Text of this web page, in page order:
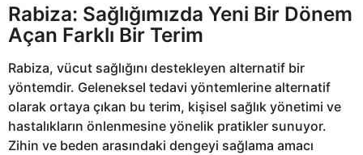
Rabiza: Sağlığımızda Yeni Bir Dönem
Açan Farklı Bir Terim
Rabiza, vücut sağlığını destekleyen alternatif bir
yöntemdir. Geleneksel tedavi yöntemlerine alternatif
olarak ortaya çıkan bu terim, kişisel sağlık yönetimi ve
hastalıkların önlenmesine yönelik pratikler sunuyor.
Zihin ve beden arasındaki dengeyi sağlama amacı